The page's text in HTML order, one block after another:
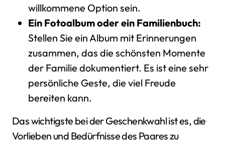
willkommene Option sein.
Ein Fotoalbum oder ein Familienbuch:
Stellen Sie ein Album mit Erinnerungen
zusammen, das die schönsten Momente
der Familie dokumentiert. Es ist eine sehr
persönliche Geste, die viel Freude
bereiten kann.
Das wichtigste bei der Geschenkwahl ist es, die
Vorlieben und Bedürfnisse des Paares zu